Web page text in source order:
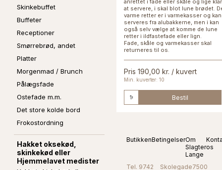
Skinkebuffet
Buffeter
Receptioner
Smørrebrød, andet
Platter
Morgenmad / Brunch
Pålægsfade
Ostefade m.m.
Det store kolde bord
Frokostordning
Hakket oksekød,
skinkekød eller
Hjemmelavet medister
anrettet i fade eller skåle og lige
at servere, i skal blot lune brødet.
varme retter er i varmekasser og kan
serveres fra alubakkerne, men i kan
også selv vælge at komme de lune
retter i ildfastefade eller lign.
Fade, skåle og varmekasser skal
returneres til os.
Pris 190,00 kr. / kuvert
Min. kuverter: 10
Bestil
ButikkenBetingelserOm
Slagter
Lange
os
Tel. 9742
Skolegade7500